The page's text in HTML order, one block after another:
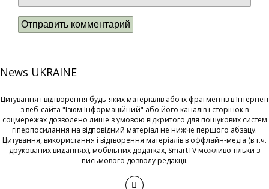
News UKRAINE
Цитування і відтворення будь-яких матеріалів або їх фрагментів в Інтернеті
з веб-сайта "Ізюм Інформаційний" або його каналів і сторінок в
соцмережах дозволено лише з умовою відкритого для пошукових систем
гіперпосилання на відповідний матеріал не нижче першого абзацу.
Цитування, використання і відтворення матеріалів в оффлайн-медіа (в т.ч.
друкованих виданнях), мобільних додатках, SmartTV можливо тільки з
письмового дозволу редакції.